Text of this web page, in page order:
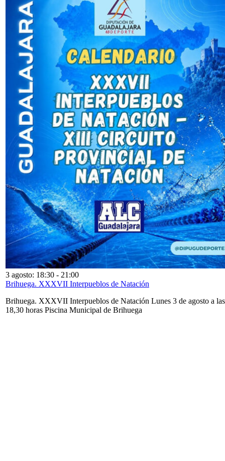
3 agosto: 18:30 - 21:00
Brihuega. XXXVII Interpueblos de Natación
Brihuega. XXXVII Interpueblos de Natación Lunes 3 de agosto a las
18,30 horas Piscina Municipal de Brihuega